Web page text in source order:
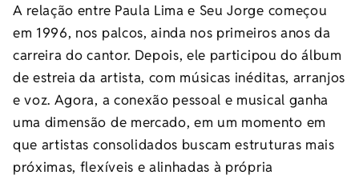
A relação entre Paula Lima e Seu Jorge começou
em 1996, nos palcos, ainda nos primeiros anos da
carreira do cantor. Depois, ele participou do álbum
de estreia da artista, com músicas inéditas, arranjos
e voz. Agora, a conexão pessoal e musical ganha
uma dimensão de mercado, em um momento em
que artistas consolidados buscam estruturas mais
próximas, flexíveis e alinhadas à própria